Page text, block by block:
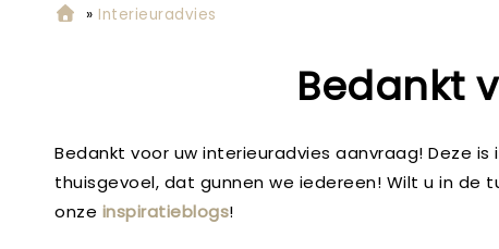
» Interieuradvies
Bedankt
Bedankt voor uw interieuradvies aanvraag! Deze
thuisgevoel, dat gunnen we iedereen! Wilt u in de
onze inspiratieblogs!